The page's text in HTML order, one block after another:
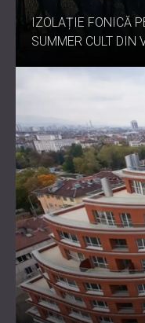
IZOLAȚIE FONICĂ
SUMMER CULT DIN